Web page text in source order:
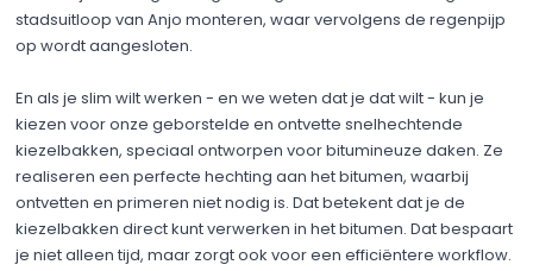
stadsuitloop van Anjo monteren, waar vervolgens de regenpijp
op wordt aangesloten.
En als je slim wilt werken - en we weten dat je dat wilt - kun je
kiezen voor onze geborstelde en ontvette snelhechtende
kiezelbakken, speciaal ontworpen voor bitumineuze daken. Ze
realiseren een perfecte hechting aan het bitumen, waarbij
ontvetten en primeren niet nodig is. Dat betekent dat je de
kiezelbakken direct kunt verwerken in het bitumen. Dat bespaart
je niet alleen tijd, maar zorgt ook voor een efficiëntere workflow.